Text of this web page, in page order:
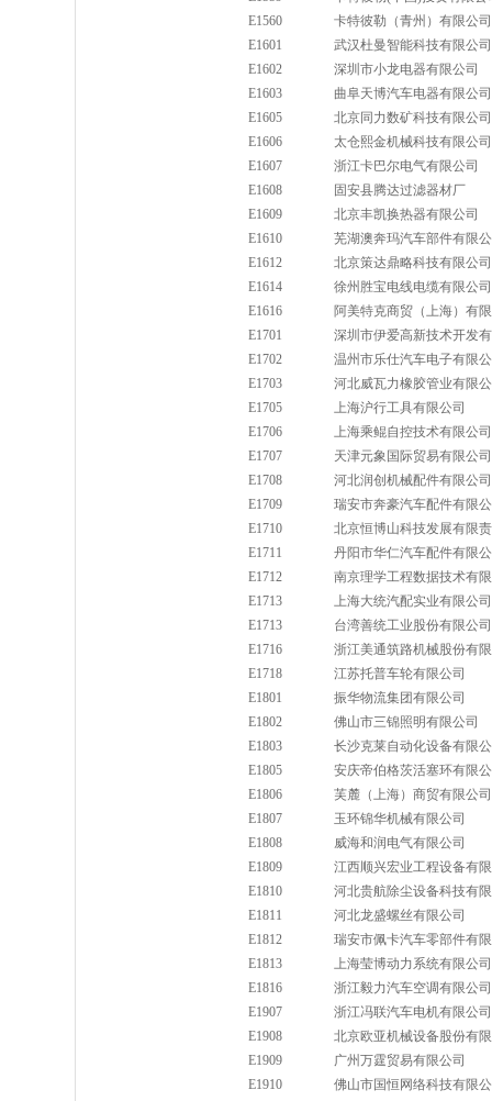
E1560
卡特彼勒（青州）有限公司
E1601
武汉杜曼智能科技有限公司
E1602
深圳市小龙电器有限公司
E1603
曲阜天博汽车电器有限公司
E1605
北京同力数矿科技有限公司
E1606
太仓熙金机械科技有限公司
E1607
浙江卡巴尔电气有限公司
E1608
固安县腾达过滤器材厂
E1609
北京丰凯换热器有限公司
E1610
芜湖澳奔玛汽车部件有限
E1612
北京策达鼎略科技有限公司
E1614
徐州胜宝电线电缆有限公司
E1616
阿美特克商贸（上海）有
E1701
深圳市伊爱高新技术开发
E1702
温州市乐仕汽车电子有限
E1703
河北威瓦力橡胶管业有限
E1705
上海沪行工具有限公司
E1706
上海乘鲲自控技术有限公司
E1707
天津元象国际贸易有限公司
E1708
河北润创机械配件有限公司
E1709
瑞安市奔豪汽车配件有限
E1710
北京恒博山科技发展有限
E1711
丹阳市华仁汽车配件有限
E1712
南京理学工程数据技术有
E1713
上海大统汽配实业有限公司
E1713
台湾善统工业股份有限公司
E1716
浙江美通筑路机械股份有
E1718
江苏托普车轮有限公司
E1801
振华物流集团有限公司
E1802
佛山市三锦照明有限公司
E1803
长沙克莱自动化设备有限
E1805
安庆帝伯格茨活塞环有限
E1806
芙麓（上海）商贸有限公司
E1807
玉环锦华机械有限公司
E1808
威海和润电气有限公司
E1809
江西顺兴宏业工程设备有
E1810
河北贵航除尘设备科技有
E1811
河北龙盛螺丝有限公司
E1812
瑞安市佩卡汽车零部件有
E1813
上海莹博动力系统有限公司
E1816
浙江毅力汽车空调有限公司
E1907
浙江冯联汽车电机有限公司
E1908
北京欧亚机械设备股份有
E1909
广州万霆贸易有限公司
E1910
佛山市国恒网络科技有限